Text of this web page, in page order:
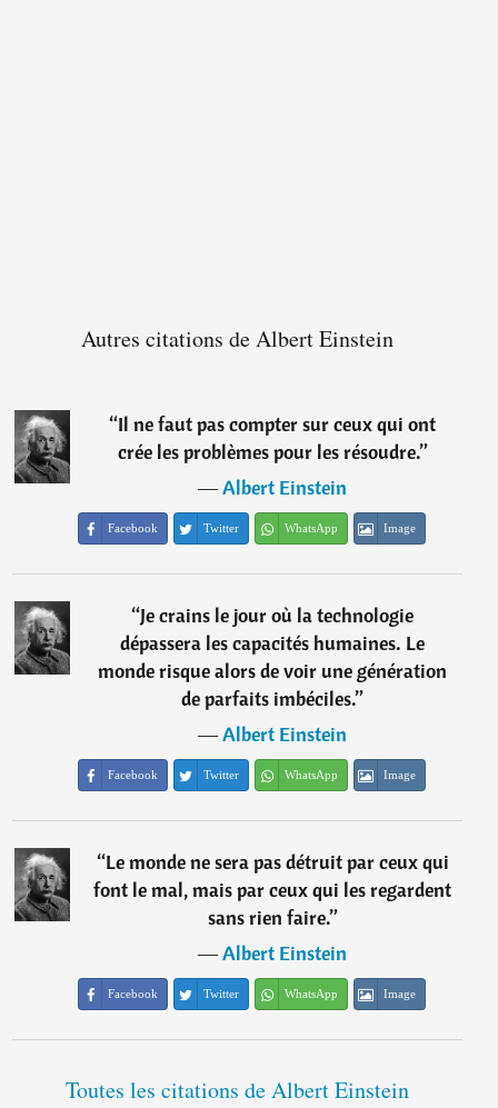
Autres citations de Albert Einstein
“Il ne faut pas compter sur ceux qui ont
crée les problèmes pour les résoudre.”
―Albert Einstein
Facebook Twitter WhatsApp Image
“Je crains le jour où la technologie
dépassera les capacités humaines. Le
monde risque alors de voir une génération
de parfaits imbéciles.”
―Albert Einstein
Facebook Twitter WhatsApp Image
“Le monde ne sera pas détruit par ceux qui
font le mal, mais par ceux qui les regardent
sans rien faire.”
―Albert Einstein
Facebook Twitter WhatsApp Image
Toutes les citations de Albert Einstein